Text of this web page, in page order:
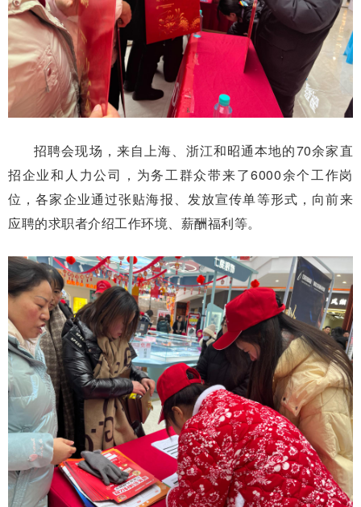
招聘会现场，来自上海、浙江和昭通本地的70余家直
招企业和人力公司，为务工群众带来了6000余个工作岗
位，各家企业通过张贴海报、发放宣传单等形式，向前来
应聘的求职者介绍工作环境、薪酬福利等。